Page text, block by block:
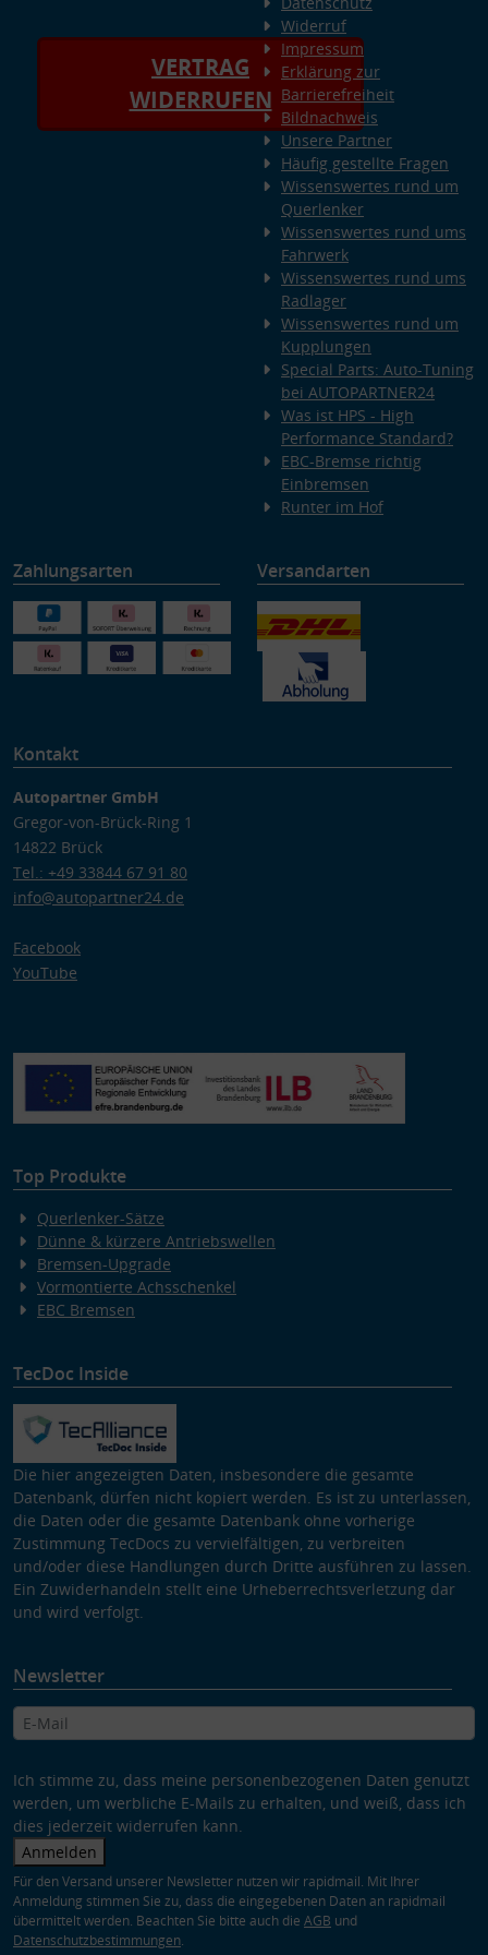
VERTRAG
WIDERRUFEN
Widerruf
Impressum
Erklärung zur
Barrierefreiheit
Bildnachweis
Unsere Partner
Häufig gestellte Fragen
Wissenswertes rund um
Querlenker
Wissenswertes rund ums
Fahrwerk
Wissenswertes rund ums
Radlager
Wissenswertes rund um
Kupplungen
Special Parts: Auto-Tuning
bei AUTOPARTNER24
Was ist HPS - High
Performance Standard?
EBC-Bremse richtig
Einbremsen
Runter im Hof
Zahlungsarten Versandarten
Kontakt
Autopartner GmbH
Gregor-von-Brück-Ring 1
14822 Brück
Tel.: +49 33844 67 91 80
info@autopartner24.de
Facebook
YouTube
Top Produkte
Querlenker-Sätze
Dünne & kürzere Antriebswellen
Bremsen-Upgrade
Vormontierte Achsschenkel
EBC Bremsen
TecDoc Inside
Die hier angezeigten Daten, insbesondere die gesamte
Datenbank, dürfen nicht kopiert werden. Es ist zu unterlassen,
die Daten oder die gesamte Datenbank ohne vorherige
Zustimmung TecDocs zu vervielfältigen, zu verbreiten
und/oder diese Handlungen durch Dritte ausführen zu lassen.
Ein Zuwiderhandeln stellt eine Urheberrechtsverletzung dar
und wird verfolgt.
Newsletter
Ich stimme zu, dass meine personenbezogenen Daten genutzt
werden, um werbliche E-Mails zu erhalten, und weiß, dass ich
dies jederzeit widerrufen kann.
Anmelden
Für den Versand unserer Newsletter nutzen wir rapidmail. Mit Ihrer
Anmeldung stimmen Sie zu, dass die eingegebenen Daten an rapidmail
übermittelt werden. Beachten Sie bitte auch die AGB und
Datenschutzbestimmungen.